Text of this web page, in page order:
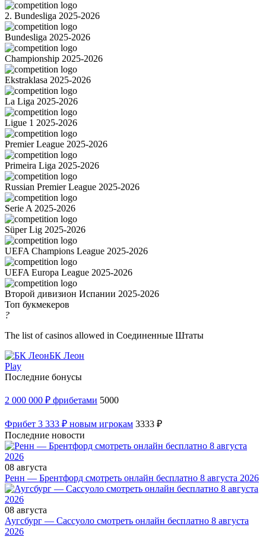
2. Bundesliga 2025-2026
Bundesliga 2025-2026
Championship 2025-2026
Ekstraklasa 2025-2026
La Liga 2025-2026
Ligue 1 2025-2026
Premier League 2025-2026
Primeira Liga 2025-2026
Russian Premier League 2025-2026
Serie A 2025-2026
Süper Lig 2025-2026
UEFA Champions League 2025-2026
UEFA Europa League 2025-2026
Второй дивизион Испании 2025-2026
Топ букмекеров
?
The list of casinos allowed in Соединенные Штаты
БК Леон
Play
Последние бонусы
2 000 000 ₽ фрибетами 5000
Фрибет 3 333 ₽ новым игрокам 3333 ₽
Последние новости
08 августа
Ренн — Брентфорд смотреть онлайн бесплатно 8 августа 2026
08 августа
Аугсбург — Сассуоло смотреть онлайн бесплатно 8 августа
2026